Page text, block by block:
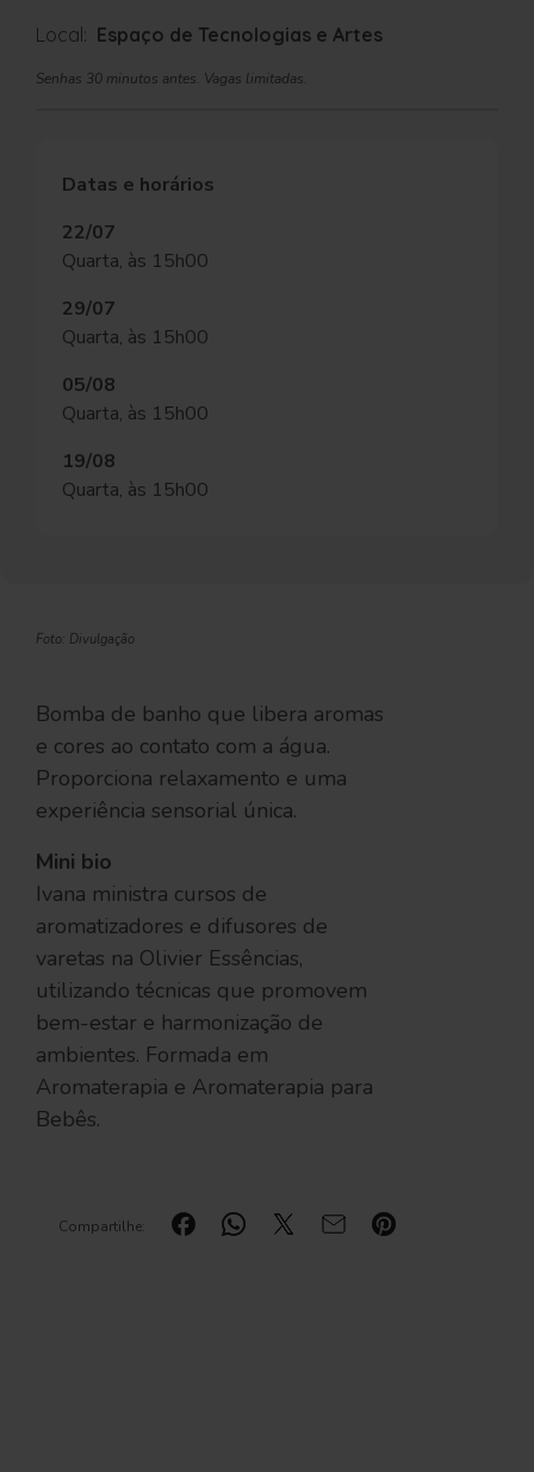
Local: Espaço de Tecnologias e Artes
Senhas 30 minutos antes. Vagas limitadas.
Datas e horários
22/07
Quarta, às 15h00
29/07
Quarta, às 15h00
05/08
Quarta, às 15h00
19/08
Quarta, às 15h00
Foto: Divulgação
Compartilhe:
Bomba de banho que libera aromas
e cores ao contato com a água.
Proporciona relaxamento e uma
experiência sensorial única.
Mini bio
Ivana ministra cursos de
aromatizadores e difusores de
varetas na Olivier Essências,
utilizando técnicas que promovem
bem-estar e harmonização de
ambientes. Formada em
Aromaterapia e Aromaterapia para
Bebês.